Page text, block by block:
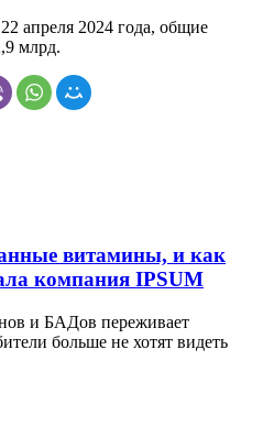
апреля 2024 года, общие
млрд.
витамины, и как
компания IPSUM
и БАДов переживает
больше не хотят видеть